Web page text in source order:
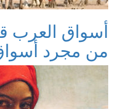
أسواق العرب
من مجرد أسواق